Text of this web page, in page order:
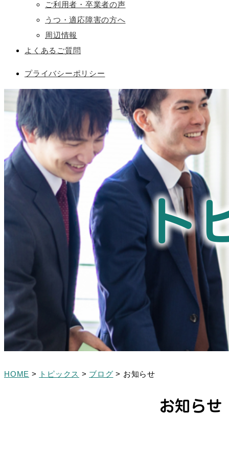
ご利用者・卒業者の声
うつ・適応障害の方へ
周辺情報
よくあるご質問
プライバシーポリシー
ト
HOME > トピックス > ブログ > お知らせ
お知らせ